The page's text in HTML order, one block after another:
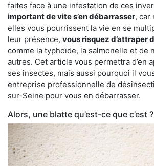
faites face à une infestation de ces
important de vite s’en débarrasser, car
elles vous pourrissent la vie en se
leur présence, vous risquez d’attraper
comme la typhoïde, la salmonelle et de
autres. Cet article vous permettra d’en
ses insectes, mais aussi pourquoi il vous
entreprise professionnelle de
sur-Seine pour vous en débarrasser.
Alors, une blatte qu’est-ce que c’est ?